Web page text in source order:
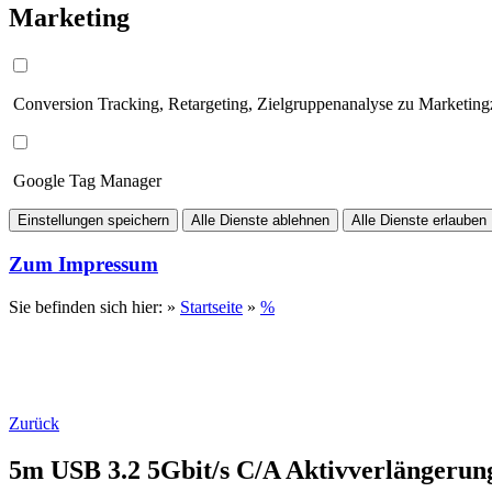
Marketing
Conversion Tracking, Retargeting, Zielgruppenanalyse zu
Google Tag Manager
Einstellungen speichern Alle Dienste ablehnen Alle Dienste erlauben
Zum Impressum
Sie befinden sich hier: » Startseite » %
Zurück
5m USB 3.2 5Gbit/s C/A